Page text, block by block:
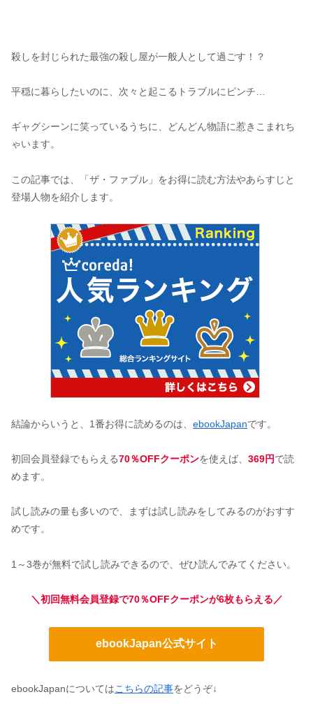
殺しを封じられた最強の殺し屋が一般人として過ごす！？
平穏に暮らしたいのに、次々と起こるトラブルにピンチ…
ギャグシーンに笑っているうちに、どんどん物語に惹きこまれち
ゃいます。
この記事では、「ザ・ファブル」をお得に読む方法やあらすじと
登場人物を紹介します。
結論からいうと、1番お得に読めるのは、 ebookJapanです。
初回会員登録でもらえる70％OFFクーポンを使えば、 369円で読
めます。
試し読みの量も多いので、まずは試し読みをしてみるのがおすす
めです。
1～3巻が無料で試し読みできるので、ぜひ読んでみてください。
＼初回無料会員登録で70％OFFクーポンが6枚もらえる／
ebookJapan公式サイト
ebookJapanについてはこちらの記事をどうぞ↓